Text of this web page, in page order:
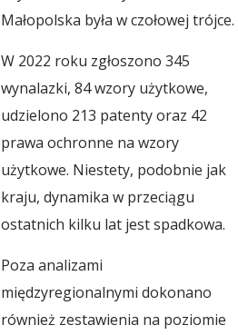
Małopolska była w czołowej trójce.
W 2022 roku zgłoszono 345
wynalazki, 84 wzory użytkowe,
udzielono 213 patenty oraz 42
prawa ochronne na wzory
użytkowe. Niestety, podobnie jak
kraju, dynamika w przeciągu
ostatnich kilku lat jest spadkowa.
Poza analizami
międzyregionalnymi dokonano
również zestawienia na poziomie